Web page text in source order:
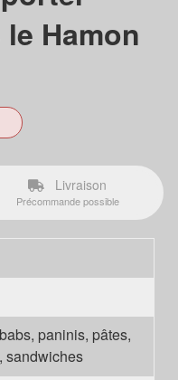
Hamon
Livraison
Précommande possible
paninis, pâtes,
sandwiches